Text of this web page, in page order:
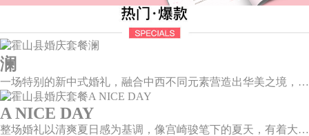
澜
一场特别的新中式婚礼，融合中西不同元素营造出华美之境，有庄严浪漫的西式证婚，也有含蓄深情的中式感恩，从古典到现代，从前世到今生，爱，隽永铭刻。
A NICE DAY
整场婚礼以清爽夏日感为基调，像宫崎骏笔下的夏天，有着大朵大朵像棉花糖似的白云，有蔚蓝蔚蓝的天空和青绿青绿的草地，有着童话世界里干净纯洁的美好，有着日系画风下的治愈感。